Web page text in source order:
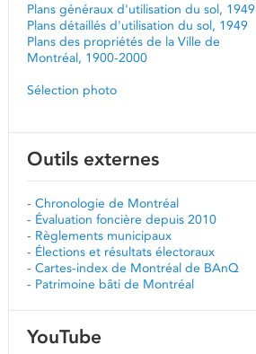
Plans généraux d'utilisation du sol, 1949
Plans détaillés d'utilisation du sol, 1949
Plans des propriétés de la Ville de
Montréal, 1900-2000
Sélection photo
Outils externes
- Chronologie de Montréal
- Évaluation foncière depuis 2010
- Règlements municipaux
- Élections et résultats électoraux
- Cartes-index de Montréal de BAnQ
- Patrimoine bâti de Montréal
YouTube